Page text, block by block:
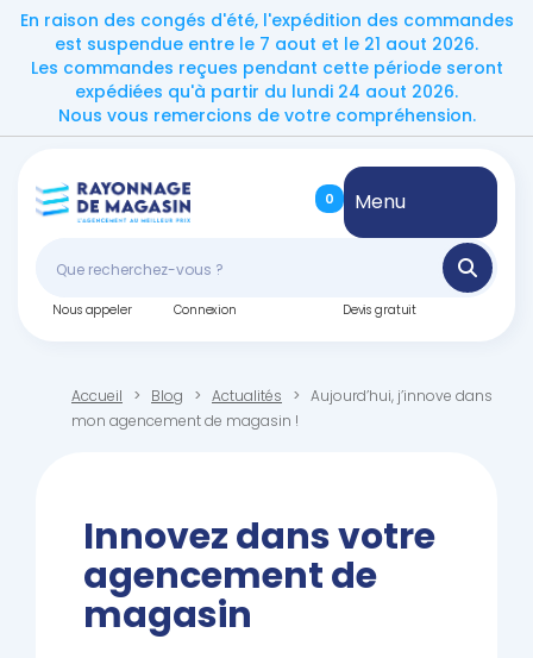
En raison des congés d'été, l'expédition des commandes
est suspendue entre le 7 aout et le 21 aout 2026.
Les commandes reçues pendant cette période seront
expédiées qu'à partir du lundi 24 aout 2026.
Nous vous remercions de votre compréhension.
0 Menu
Nous appeler Connexion Devis gratuit
Accueil Blog Actualités
Aujourd’hui, j’innove dans
mon agencement de magasin !
Innovez dans votre
agencement de
magasin